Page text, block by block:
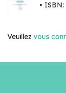
•
Veuillez vous